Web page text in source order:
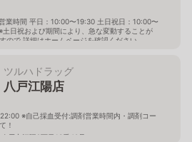
業時間 平日：10:00〜19:30 土日祝日：10:00〜
土日祝および期間により、急な変動することが
ので 詳細はホームページを確認ください
ツルハドラッグ
八戸江陽店
※自己採血受付:調剤営業時間内・調剤コー
！
戸市江陽2丁目13番40号